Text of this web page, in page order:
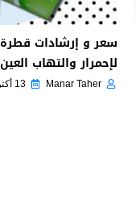
لإحمرار والتهاب العين
Manar Taher 13 أكتوبر، 2021